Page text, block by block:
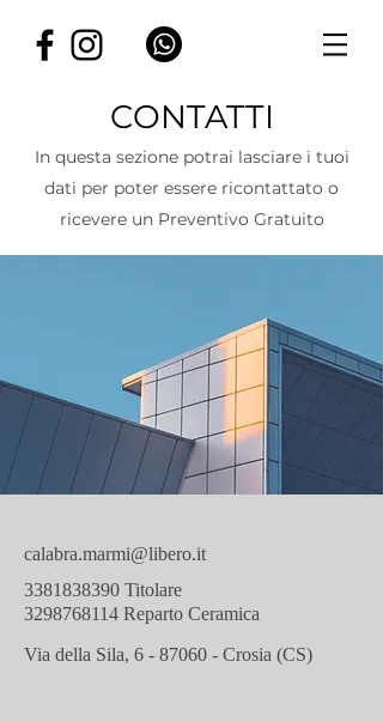
CONTATTI
In questa sezione potrai lasciare i tuoi
dati per poter essere ricontattato o
ricevere un Preventivo Gratuito
calabra.marmi@libero.it
3381838390 Titolare
3298768114 Reparto Ceramica
Via della Sila, 6 - 87060 - Crosia (CS)